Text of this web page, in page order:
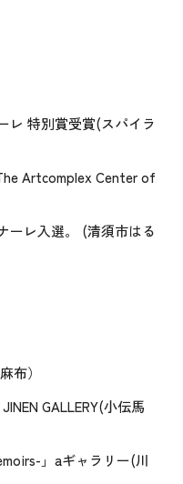
レ 特別賞受賞(スパイラ
Artcomplex Center of
ーレ入選。 (清須市はる
布）
GALLERY(小伝馬
」aギャラリー(川